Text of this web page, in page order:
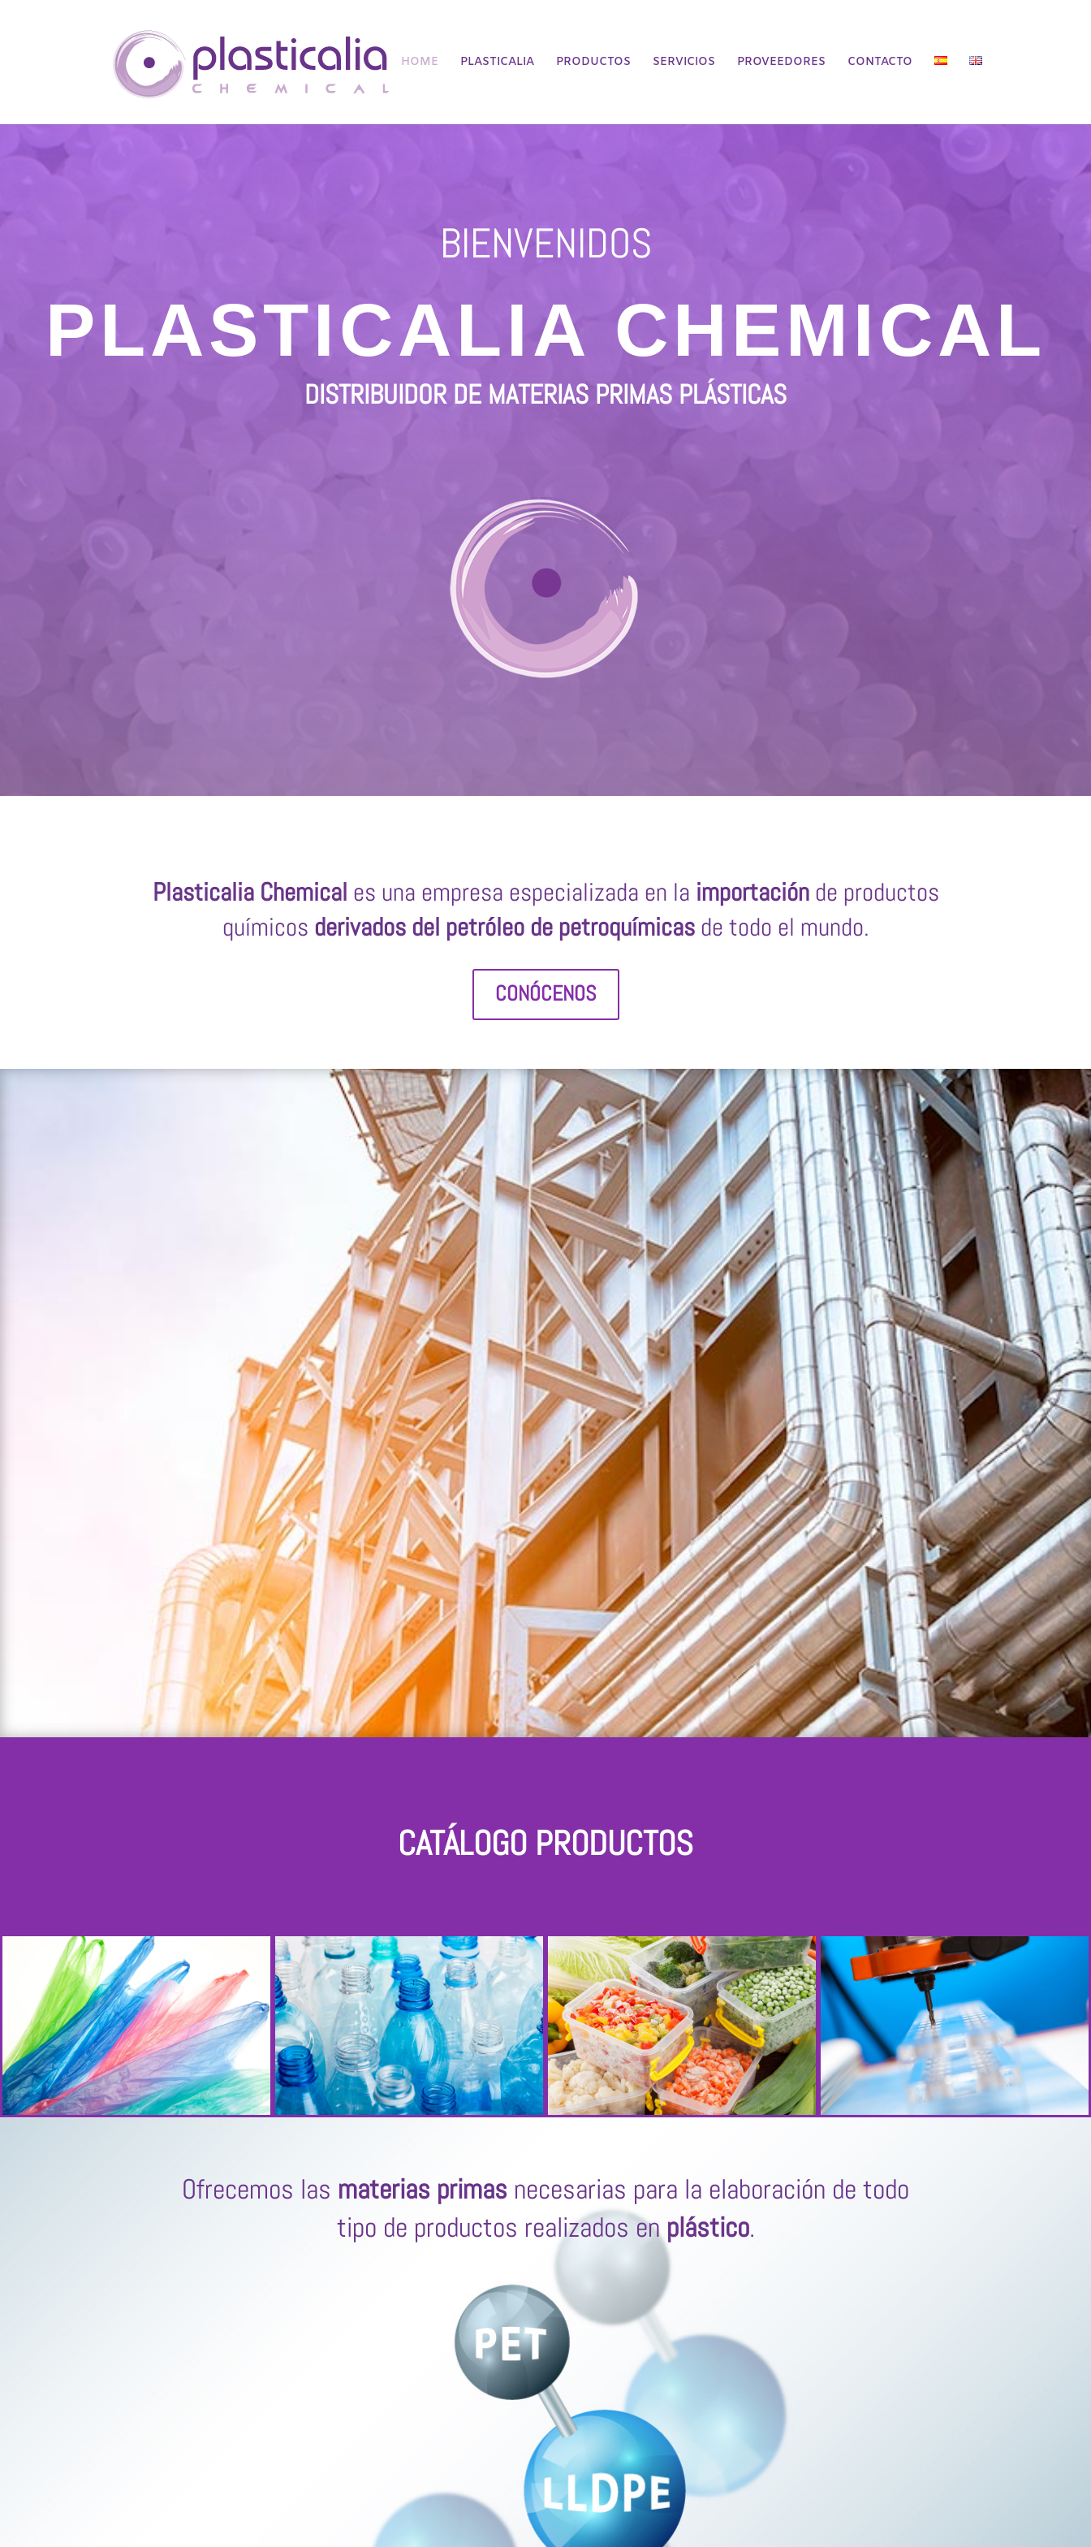
HOME PLASTICALIA PRODUCTOS SERVICIOS PROVEEDORES CONTACTO
BIENVENIDOS
PLASTICALIA CHEMICAL
DISTRIBUIDOR DE MATERIAS PRIMAS PLÁSTICAS
Plasticalia Chemical es una empresa especializada en la importaciónde productos
químicos derivados del petróleo de petroquímicasde todo el mundo.
CONÓCENOS
CATÁLOGO PRODUCTOS
Ofrecemos las materias primas necesarias para la elaboración de todo
tipo de productos realizados enplástico.